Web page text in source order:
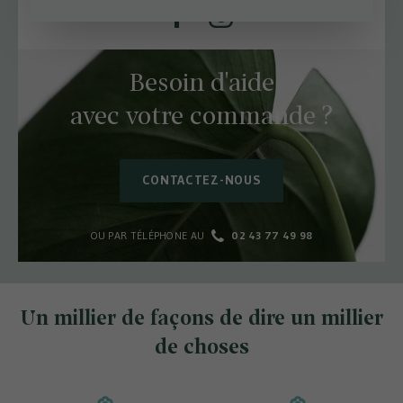
Besoin d'aide
avec votre commande ?
CONTACTEZ-NOUS
OU PAR TÉLÉPHONE AU 02 43 77 49 98
Un millier de façons de dire un millier
de choses